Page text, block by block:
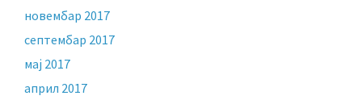
новембар 2017
септембар 2017
мај 2017
април 2017